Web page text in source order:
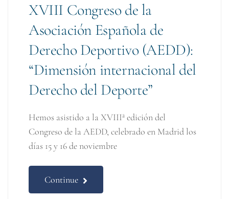
XVIII Congreso de la
Asociación Española de
Derecho Deportivo (AEDD):
“Dimensión internacional del
Derecho del Deporte”
Hemos asistido a la XVIIIª edición del
Congreso de la AEDD, celebrado en Madrid los
días 15 y 16 de noviembre
Continue